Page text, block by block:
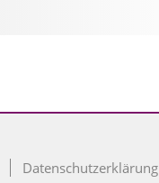
Datenschutzerklärung